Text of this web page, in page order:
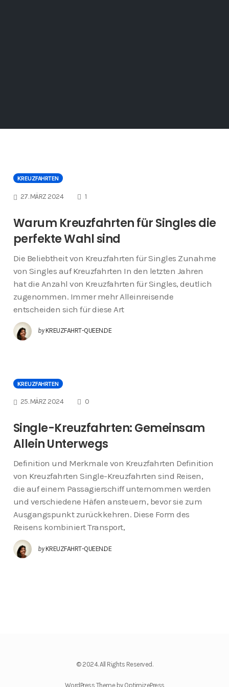
KREUZFAHRTEN
27. MÄRZ 2024 1COMMENTS
Warum Kreuzfahrten für Singles die
perfekte Wahl sind
Die Beliebtheit von Kreuzfahrten für Singles Zunahme
von Singles auf Kreuzfahrten In den letzten Jahren
hat die Anzahl von Kreuzfahrten für Singles, deutlich
zugenommen. Immer mehr Alleinreisende
entscheiden sich für diese Art
by KREUZFAHRT-QUEEN.DE
KREUZFAHRTEN
25. MÄRZ 2024 0COMMENTS
Single-Kreuzfahrten: Gemeinsam
Allein Unterwegs
Definition und Merkmale von Kreuzfahrten Definition
von Kreuzfahrten Single-Kreuzfahrten sind Reisen,
die auf einem Passagierschiff unternommen werden
und verschiedene Häfen ansteuern, bevor sie zum
Ausgangspunkt zurückkehren. Diese Form des
Reisens kombiniert Transport,
by KREUZFAHRT-QUEEN.DE
© 2024. All Rights Reserved.
WordPress Theme by OptimizePress